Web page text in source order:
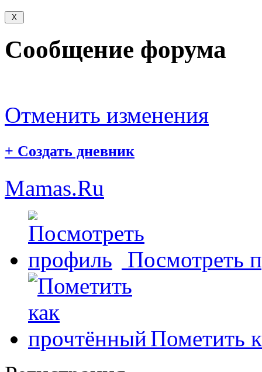
Сообщение форума
Отменить изменения
+ Создать дневник
Mamas.Ru
Посмотреть
Пометить